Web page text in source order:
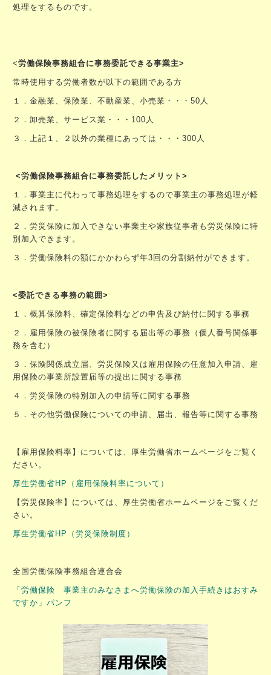
処理をするものです。
<労働保険事務組合に事務委託できる事業主>
常時使用する労働者数が以下の範囲である方
１．金融業、保険業、不動産業、小売業・・・50人
２．卸売業、サービス業・・・100人
３．上記１、２以外の業種にあっては・・・300人
<労働保険事務組合に事務委託したメリット>
１．事業主に代わって事務処理をするので事業主の事務処理が軽
減されます。
２．労災保険に加入できない事業主や家族従事者も労災保険に特
別加入できます。
３．労働保険料の額にかかわらず年3回の分割納付ができます。
<委託できる事務の範囲>
１．概算保険料、確定保険料などの申告及び納付に関する事務
２．雇用保険の被保険者に関する届出等の事務（個人番号関係事
務を含む）
３．保険関係成立届、労災保険又は雇用保険の任意加入申請、雇
用保険の事業所設置届等の提出に関する事務
４．労災保険の特別加入の申請等に関する事務
５．その他労働保険についての申請、届出、報告等に関する事務
【雇用保険料率】については、厚生労働省ホームページをご覧く
ださい。
厚生労働省HP（雇用保険料率について）
【労災保険率】については、厚生労働省ホームページをご覧くだ
さい。
厚生労働省HP（労災保険制度）
全国労働保険事務組合連合会
「労働保険 事業主のみなさまへ労働保険の加入手続きはおすみ
ですか」パンフ